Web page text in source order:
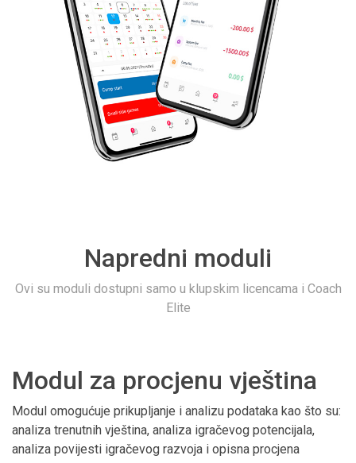
Napredni moduli
Ovi su moduli dostupni samo u klupskim licencama i Coach
Elite
Modul za procjenu vještina
Modul omogućuje prikupljanje i analizu podataka kao što su:
analiza trenutnih vještina, analiza igračevog potencijala,
analiza povijesti igračevog razvoja i opisna procjena